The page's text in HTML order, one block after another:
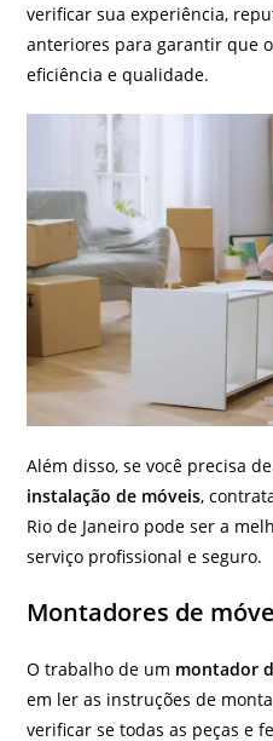
verificar sua experiência,
anteriores para garantir que
eficiência e qualidade.
Além disso, se você precisa
instalação de móveis,
Rio de Janeiro pode ser a
serviço profissional e seguro.
Montadores de
O trabalho de um montador
em ler as instruções de
verificar se todas as peças e